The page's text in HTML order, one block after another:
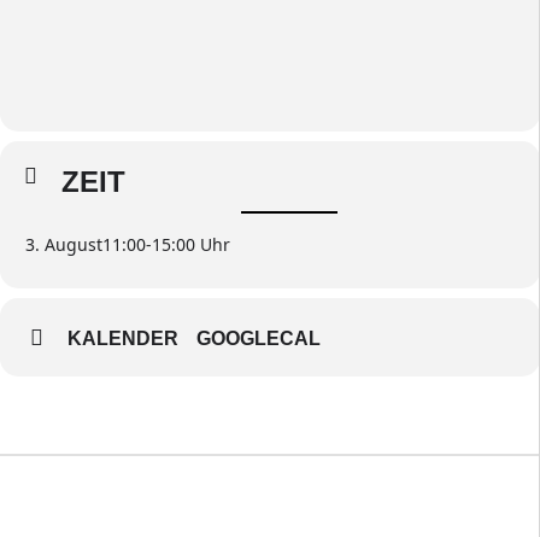
ZEIT
3. August11:00-15:00
KALENDER GOOGLECAL